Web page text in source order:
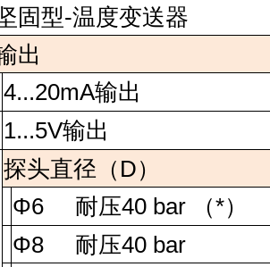
固型-温度变送器
出
4...20mA输出
1...5V输出
探头直径（ D）
Φ6 耐压40 bar （*）
Φ8 耐压40 bar